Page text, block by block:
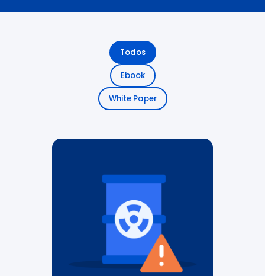
Todos
Ebook
White Paper